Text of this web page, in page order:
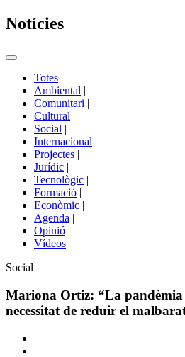
Notícies
Commutador
portals
Totes |
Ambiental |
Comunitari |
Cultural |
Social |
Internacional |
Projectes |
Jurídic |
Tecnològic |
Formació |
Econòmic |
Agenda |
Opinió |
Vídeos
Àmbit
la
Social
Mariona Ortiz: “La
necessitat de reduir el
Comparteix